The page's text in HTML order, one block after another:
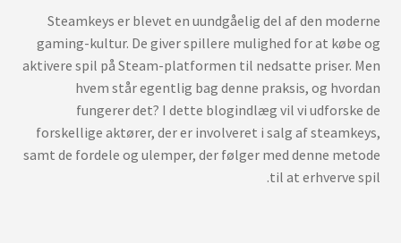
Steamkeys er blevet en uundgåelig del af den moderne
gaming-kultur. De giver spillere mulighed for at købe og
aktivere spil på Steam-platformen til nedsatte priser. Men
hvem står egentlig bag denne praksis, og hvordan
fungerer det? I dette blogindlæg vil vi udforske de
forskellige aktører, der er involveret i salg af steamkeys,
samt de fordele og ulemper, der følger med denne metode
til at erhverve spil.